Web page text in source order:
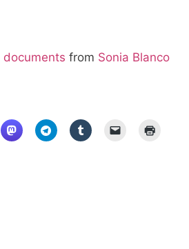
documents from Sonia Blanco